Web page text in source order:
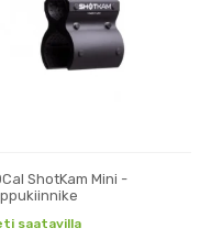
ShotKam Mini -
saatavilla